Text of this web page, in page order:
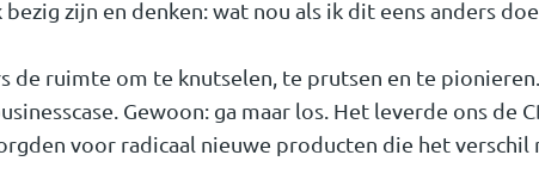
zijn en denken: wat nou als ik dit eens anders
de ruimte om te knutselen, te prutsen en te
Gewoon: ga maar los. Het leverde ons de
voor radicaal nieuwe producten die het verschil